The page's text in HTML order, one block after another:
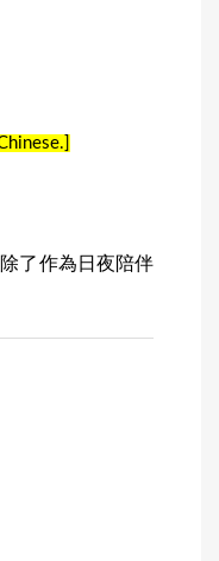
了作為日夜陪伴